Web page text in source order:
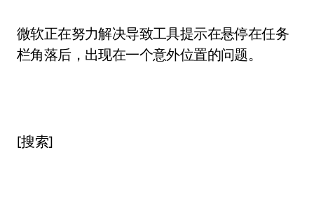
微软正在努力解决导致工具提示在悬停在任务
栏角落后，出现在一个意外位置的问题。
[搜索]